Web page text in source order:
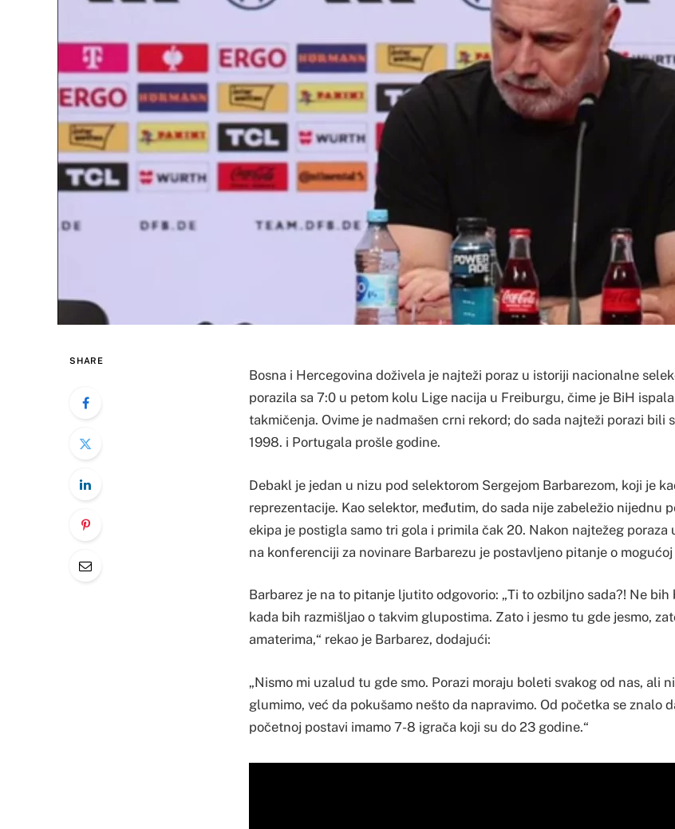
SHARE
Bosna i Hercegovina doživela je najteži poraz u istoriji nacionalne
porazila sa 7:0 u petom kolu Lige nacija u Freiburgu, čime je BiH
takmičenja. Ovime je nadmašen crni rekord; do sada najteži porazi bili
1998. i Portugala prošle godine.
Debakl je jedan u nizu pod selektorom Sergejom Barbarezom, koji je
reprezentacije. Kao selektor, međutim, do sada nije zabeležio nijednu
ekipa je postigla samo tri gola i primila čak 20. Nakon najtežeg poraza
na konferenciji za novinare Barbarezu je postavljeno pitanje o mogućoj
Barbarez je na to pitanje ljutito odgovorio: „Ti to ozbiljno sada?! Ne
kada bih razmišljao o takvim glupostima. Zato i jesmo tu gde jesmo,
amaterima,“ rekao je Barbarez, dodajući:
„Nismo mi uzalud tu gde smo. Porazi moraju boleti svakog od nas, ali
glumimo, već da pokušamo nešto da napravimo. Od početka se znalo
početnoj postavi imamo 7-8 igrača koji su do 23 godine.“